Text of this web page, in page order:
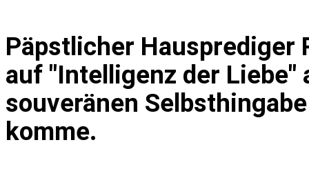
Päpstlicher Hausprediger
auf "Intelligenz der Liebe"
souveränen
komme.